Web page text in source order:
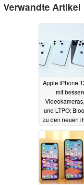
Verwandte Artikel
Apple iPhone
mit
und LTPO:
zu den neuen
14.07.2021